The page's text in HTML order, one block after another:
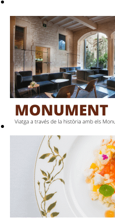
Què
Activitats